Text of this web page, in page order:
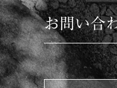
お問い合